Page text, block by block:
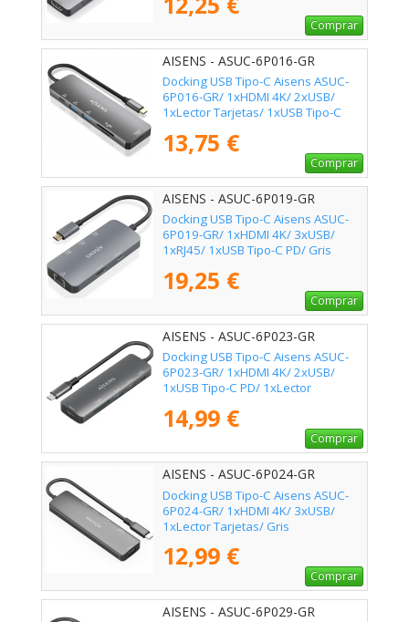
Comprar
AISENS - ASUC-6P016-GR
Docking USB Tipo-C Aisens ASUC-
6P016-GR/ 1xHDMI 4K/ 2xUSB/
1xLector Tarjetas/ 1xUSB Tipo-C
13,75 €
Comprar
AISENS - ASUC-6P019-GR
Docking USB Tipo-C Aisens ASUC-
6P019-GR/ 1xHDMI 4K/ 3xUSB/
1xRJ45/ 1xUSB Tipo-C PD/ Gris
19,25 €
Comprar
AISENS - ASUC-6P023-GR
Docking USB Tipo-C Aisens ASUC-
6P023-GR/ 1xHDMI 4K/ 2xUSB/
1xUSB Tipo-C PD/ 1xLector
14,99 €
Comprar
AISENS - ASUC-6P024-GR
Docking USB Tipo-C Aisens ASUC-
6P024-GR/ 1xHDMI 4K/ 3xUSB/
1xLector Tarjetas/ Gris
12,99 €
Comprar
AISENS - ASUC-6P029-GR